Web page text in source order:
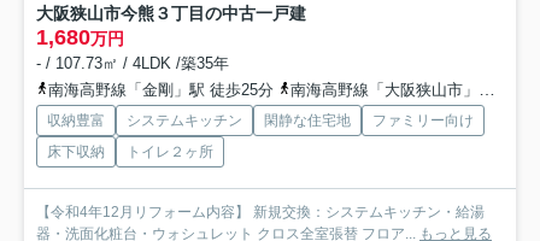
大阪狭山市今熊３丁目の中古一戸建
1,680万円
- / 107.73㎡ / 4LDK /築35年
南海高野線「金剛」駅 徒歩25分
南海高野線「大阪狭山市」駅 車9分 2.8km
収納豊富 システムキッチン 閑静な住宅地
ファミリー向け
床下収納
トイレ２ヶ所
【令和4年12月リフォーム内容】 新規交換：システムキッチン・給湯
器・洗面化粧台・ウォシュレット クロス全室張替 フロア... もっと見る